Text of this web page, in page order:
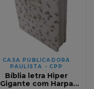
CASA PUBLICADORA
PAULISTA - CPP
Bíblia letra Hiper
Gigante com Harpa